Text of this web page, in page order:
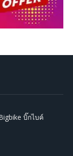
บิ๊กไบค์